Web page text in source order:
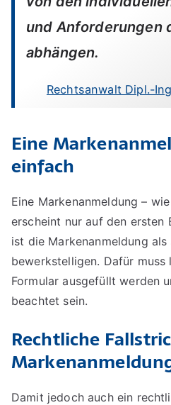
und Anforderungen
abhängen.
Rechtsanwalt Dipl.-
Eine
einfach
Eine Markenanmeldung –
erscheint nur auf den ersten
ist die Markenanmeldung
bewerkstelligen. Dafür
Formular ausgefüllt werden
beachtet sein.
Rechtliche
Damit jedoch auch ein